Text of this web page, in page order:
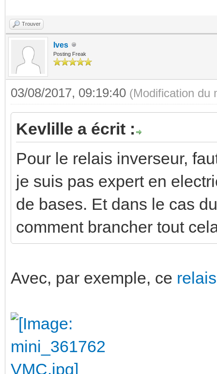
Trouver
Ives
Posting Freak
03/08/2017, 09:19:40 (Modification du
Kevlille a écrit :
Pour le relais inverseur,
je suis pas expert en
de bases. Et dans le cas
comment brancher tout
Avec, par exemple, ce relais